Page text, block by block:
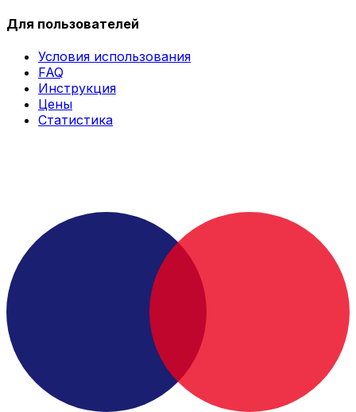
Для пользователей
Условия использования
FAQ
Инструкция
Цены
Статистика